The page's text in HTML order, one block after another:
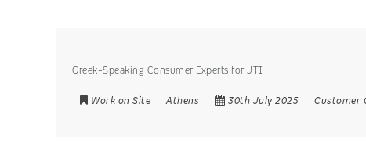
Greek-Speaking Consumer Experts for JTI
Work on Site Athens 30th July 2025 Customer